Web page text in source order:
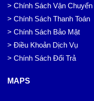
> Chính Sách Vận Chuyển
> Chính Sách Thanh Toán
> Chính Sách Bảo Mật
> Điều Khoản Dịch Vụ
> Chính Sách Đổi Trả
MAPS